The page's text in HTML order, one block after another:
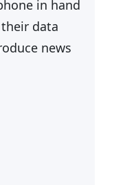
in hand
data
news